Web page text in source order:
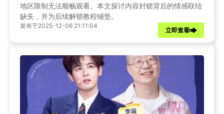
地区限制无法顺畅观看。本文探讨内容封锁背后的情感联结
缺失，并为后续解锁教程铺垫。
发布于2025-12-06 21:11:04
立即查看